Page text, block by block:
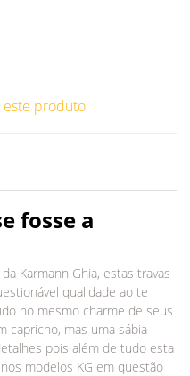
este produto
fosse a
Karmann Ghia, estas travas
qualidade ao te
no mesmo charme de seus
capricho, mas uma sábia
pois além de tudo esta
modelos KG em questão